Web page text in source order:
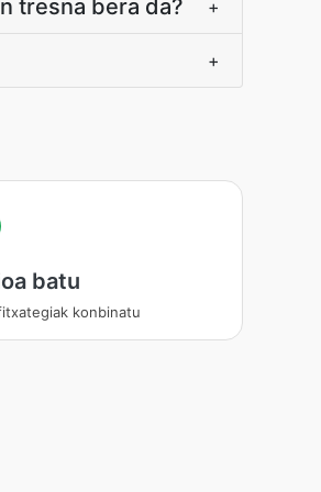
tresna bera da? +
+
batu
konbinatu